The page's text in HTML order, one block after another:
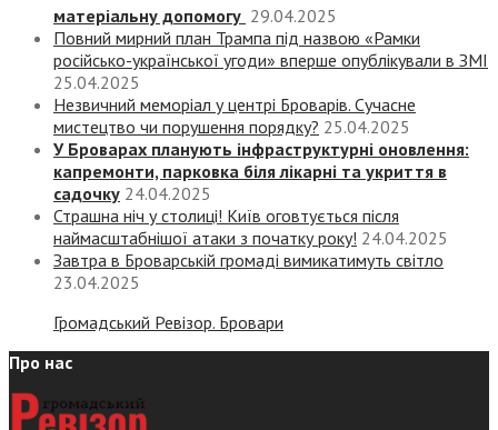
матеріальну допомогу 29.04.2025
Повний мирний план Трампа під назвою «‎Рамки
російсько-української угоди» вперше опублікували в ЗМІ
25.04.2025
Незвичний меморіал у центрі Броварів. Сучасне
мистецтво чи порушення порядку? 25.04.2025
У Броварах планують інфраструктурні оновлення:
капремонти, парковка біля лікарні та укриття в
садочку 24.04.2025
Страшна ніч у столиці! Київ оговтується після
наймасштабнішої атаки з початку року! 24.04.2025
Завтра в Броварській громаді вимикатимуть світло
23.04.2025
Громадський Ревізор. Бровари
Про нас